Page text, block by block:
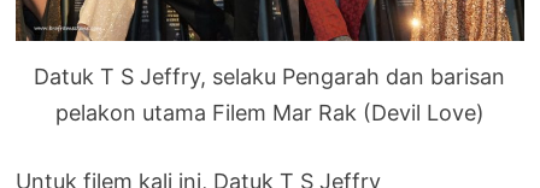
Datuk T S Jeffry, selaku Pengarah dan barisan
pelakon utama Filem Mar Rak (Devil Love)
Untuk filem kali ini, Datuk T S Jeffry